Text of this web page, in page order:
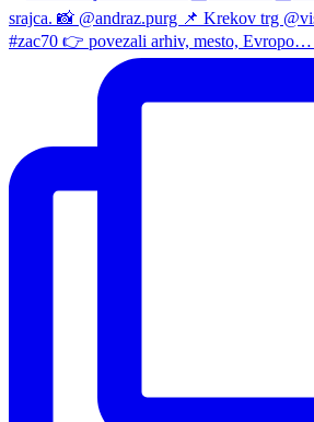
#zac70 👉 povezali arhiv, mesto, Evropo…